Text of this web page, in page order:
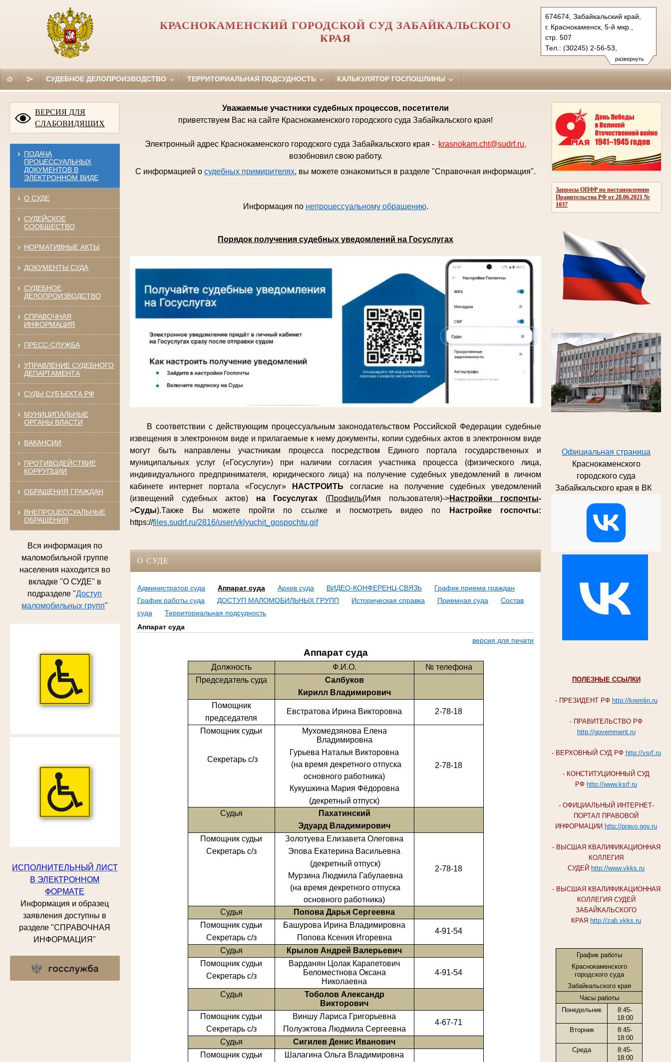
развернуть
674674, Забайкальский край,
г. Краснокаменск, 5-й мкр.,
стр. 507
Тел.: (30245) 2-56-53,
(3022) 23-83-71 (ф.)
krasnokam.cht@sudrf.ru
КРАСНОКАМЕНСКИЙ ГОРОДСКОЙ СУД ЗАБАЙКАЛЬСКОГО
КРАЯ
СУДЕБНОЕ ДЕЛОПРОИЗВОДСТВО ТЕРРИТОРИАЛЬНАЯ ПОДСУДНОСТЬ КАЛЬКУЛЯТОР ГОСПОШЛИНЫ
ВЕРСИЯ ДЛЯ
СЛАБОВИДЯЩИХ
ПОДАЧА
ПРОЦЕССУАЛЬНЫХ
ДОКУМЕНТОВ В
ЭЛЕКТРОННОМ ВИДЕ
О СУДЕ
СУДЕЙСКОЕ
СООБЩЕСТВО
НОРМАТИВНЫЕ АКТЫ
ДОКУМЕНТЫ СУДА
СУДЕБНОЕ
ДЕЛОПРОИЗВОДСТВО
СПРАВОЧНАЯ
ИНФОРМАЦИЯ
ПРЕСС-СЛУЖБА
УПРАВЛЕНИЕ СУДЕБНОГО
ДЕПАРТАМЕНТА
СУДЫ СУБЪЕКТА РФ
МУНИЦИПАЛЬНЫЕ
ОРГАНЫ ВЛАСТИ
ВАКАНСИИ
ПРОТИВОДЕЙСТВИЕ
КОРРУПЦИИ
ОБРАЩЕНИЯ ГРАЖДАН
ВНЕПРОЦЕССУАЛЬНЫЕ
ОБРАЩЕНИЯ
Вся информация по
маломобильной группе
населения находится во
вкладке "О СУДЕ" в
подразделе"Доступ
маломобильных групп"
ИСПОЛНИТЕЛЬНЫЙ ЛИСТ
В ЭЛЕКТРОННОМ
ФОРМАТЕ
Информация и образец
заявления доступны в
разделе "СПРАВОЧНАЯ
ИНФОРМАЦИЯ"
Запросы ОПФР по постановлению
Правительства РФ от 28.06.2021 №
1037
Официальная страница
Краснокаменского
городского суда
Забайкальского края в ВК
ПОЛЕЗНЫЕ ССЫЛКИ
- ПРЕЗИДЕНТ РФ http://kremlin.ru
- ПРАВИТЕЛЬСТВО РФ
http://government.ru
- ВЕРХОВНЫЙ СУД РФ http://vsrf.ru
- КОНСТИТУЦИОННЫЙ СУД
РФ http://www.ksrf.ru
- ОФИЦИАЛЬНЫЙ ИНТЕРНЕТ-
ПОРТАЛ ПРАВОВОЙ
ИНФОРМАЦИИ http://pravo.gov.ru
- ВЫСШАЯ КВАЛИФИКАЦИОННАЯ
КОЛЛЕГИЯ
СУДЕЙ http://www.vkks.ru
- ВЫСШАЯ КВАЛИФИКАЦИОННАЯ
КОЛЛЕГИЯ СУДЕЙ
ЗАБАЙКАЛЬСКОГО
КРАЯ http://zab.vkks.ru
График работы
Краснокаменского
городского суда
Забайкальского края
Часы работы
Понедельник
8:45-
18:00
Вторник
8:45-
18:00
Среда
8:45-
18:00
Уважаемые участники судебных процессов, посетители
приветствуем Вас на сайте Краснокаменского городского суда Забайкальского края!
Электронный адрес Краснокаменского городского суда Забайкальского края - krasnokam.cht@sudrf.ru,
возобновил свою работу.
С информацией о судебных примирителях, вы можете ознакомиться в разделе "Справочная информация".
Информация по непроцессуальному обращению.
Порядок получения судебных уведомлений на Госуслугах
В соответствии с действующим процессуальным законодательством Российской Федерации судебные
извещения в электронном виде и прилагаемые к нему документы, копии судебных актов в электронном виде
могут быть направлены участникам процесса посредством Единого портала государственных и
муниципальных услуг («Госуслуги») при наличии согласия участника процесса (физического лица,
индивидуального предпринимателя, юридического лица) на получение судебных уведомлений в личном
кабинете интернет портала «Госуслуг»
НАСТРОИТЬ согласие на получение судебных уведомлений
(извещений судебных актов) на Госуслугах (Профиль(Имя пользователя)->Настройки госпочты-
>Суды).Также Вы можете пройти по ссылке и посмотреть видео по
Настройке госпочты:
https://files.sudrf.ru/2816/user/vklyuchit_gospochtu.gif
О СУДЕ
Администратор суда Аппарат суда Архив суда ВИДЕО-КОНФЕРЕНЦ-СВЯЗЬ
График приема граждан
График работы суда
ДОСТУП МАЛОМОБИЛЬНЫХ ГРУПП Историческая справка Приемная суда
Состав
суда
Территориальная подсудность
Аппарат суда
версия для печати
Аппарат суда
Должность Ф.И.О.
№ телефона
Председатель суда
Салбуков
Кирилл Владимирович
Помощник
председателя
Евстратова Ирина Викторовна 2-78-18
Помощник судьи
Секретарь с/з
Мухомедзянова Елена
Владимировна
Гурьева Наталья Викторовна
(на время декретного отпуска
основного работника)
Кукушкина Мария Фёдоровна
(декретный отпуск)
2-78-18
Судья
Пахатинский
Эдуард Владимирович
Помощник судьи
Секретарь с/з
Золотуева Елизавета Олеговна
Эпова Екатерина Васильевна
(декретный отпуск)
Мурзина Людмила Габулаевна
(на время декретного отпуска
основного работника)
2-78-18
Судья
Попова Дарья Сергеевна
Помощник судьи
Секретарь с/з
Башурова Ирина Владимировна
Попова Ксения Игоревна
4-91-54
Судья
Крылов Андрей Валерьевич
Помощник судьи
Секретарь с/з
Варданян Цолак Карапетович
Беломестнова Оксана
Николаевна
4-91-54
Судья
Тоболов Александр
Викторович
Помощник судьи
Секретарь с/з
Виншу Лариса Григорьевна
Полуэктова Людмила Сергеевна
4-67-71
Судья
Сигилев Денис Иванович
Помощник судьи
Шалагина Ольга Владимировна